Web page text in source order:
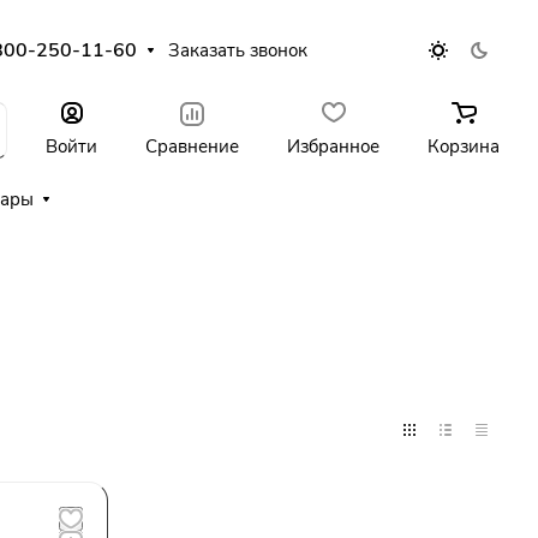
250-11-60 Заказать звонок
Войти Сравнение Избранное Корзина